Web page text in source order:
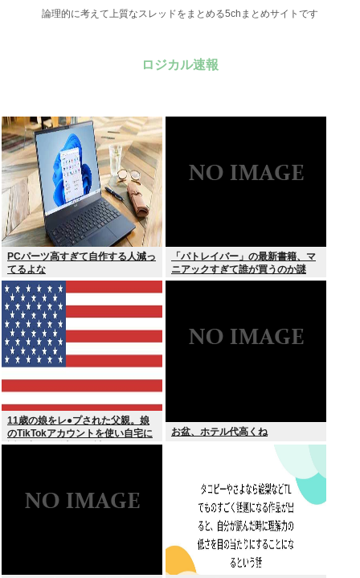
論理的に考えて上質なスレッドをまとめる5chまとめサイトです
ロジカル速報
PCパーツ高すぎて自作する人減っ
てるよな
「パトレイバー」の最新書籍、マ
ニアックすぎて誰が買うのか謎
11歳の娘をレ●プされた父親。娘
のTikTokアカウントを使い自宅に
誘き出し、銃撃で天誅！
お盆、ホテル代高くね